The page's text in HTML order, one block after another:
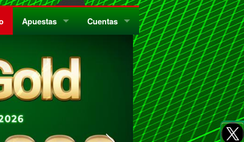
Apuestas
¿Qué es el Sistema Parley?
Privacidad
Cuentas
Preguntas Frecuentes